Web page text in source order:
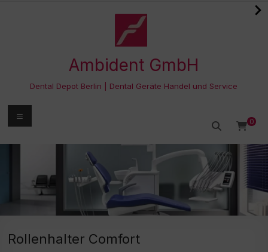
Ambident GmbH
Dental Depot Berlin | Dental Geräte Handel und Service
0
Menü
Rollenhalter Comfort